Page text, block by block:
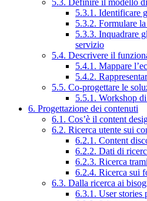
5.3.1. Identificare
5.3.2. Formulare
5.3.3. Inquadrare
servizio
5.4. Descrivere il
5.4.1. Mappare
5.4.2.
5.5. Co-progettare le
5.5.1. Workshop
6. Progettazione dei contenuti
6.1. Cos’è il content
6.2. Ricerca utente sui
6.2.1. Content
6.2.2. Dati di
6.2.3. Ricerca
6.2.4. Ricerca sui
6.3. Dalla ricerca ai
6.3.1. User stories